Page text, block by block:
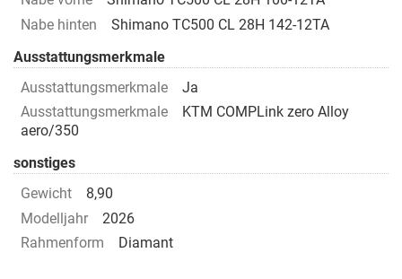
Nabe hinten
Shimano TC500 CL 28H 142-12TA
Ausstattungsmerkmale
Ausstattungsmerkmale
Ja
Ausstattungsmerkmale
KTM COMPLink zero Alloy
aero/350
sonstiges
Gewicht
8,90
Modelljahr
2026
Rahmenform
Diamant